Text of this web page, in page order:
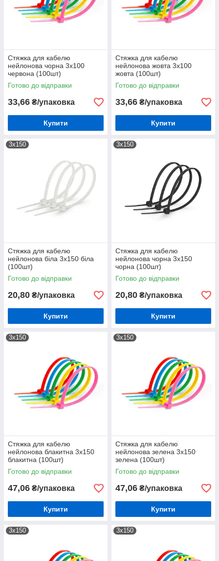
Стяжка для кабелю
нейлонова чорна 3х100
червона (100шт)
Готово до відправки
33,66 ₴/упаковка
Купити
Стяжка для кабелю
нейлонова жовта 3х100
жовта (100шт)
Готово до відправки
33,66 ₴/упаковка
Купити
3х150
Стяжка для кабелю
нейлонова біла 3х150 біла
(100шт)
Готово до відправки
20,80 ₴/упаковка
Купити
3х150
Стяжка для кабелю
нейлонова чорна 3х150
чорна (100шт)
Готово до відправки
20,80 ₴/упаковка
Купити
3х150
Стяжка для кабелю
нейлонова блакитна 3х150
блакитна (100шт)
Готово до відправки
47,06 ₴/упаковка
Купити
3х150
Стяжка для кабелю
нейлонова зелена 3х150
зелена (100шт)
Готово до відправки
47,06 ₴/упаковка
Купити
3х150 3х150